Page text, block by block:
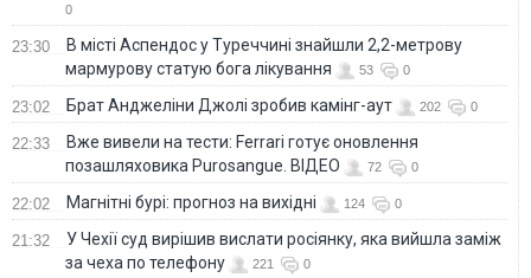
0
23:30
В місті Аспендос у Туреччині знайшли 2,2-метрову
мармурову статую бога лікування
53 0
23:02 Брат Анджеліни Джолі зробив камінг-аут 202 0
22:33
Вже вивели на тести: Ferrari готує оновлення
позашляховика Purosangue. ВІДЕО
72 0
22:02 Магнітні бурі: прогноз на вихідні 124 0
21:32
У Чехії суд вирішив вислати росіянку, яка вийшла заміж
за чеха по телефону
221 0